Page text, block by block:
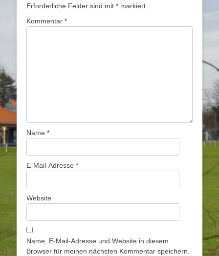
Erforderliche Felder sind mit * markiert
Kommentar *
Name *
E-Mail-Adresse *
Website
Name, E-Mail-Adresse und Website in diesem
Browser für meinen nächsten Kommentar speichern.